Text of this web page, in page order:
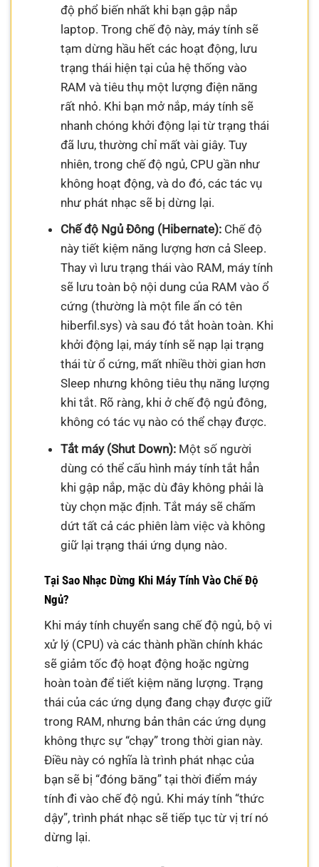
độ phổ biến nhất khi bạn gập nắp
laptop. Trong chế độ này, máy tính sẽ
tạm dừng hầu hết các hoạt động, lưu
trạng thái hiện tại của hệ thống vào
RAM và tiêu thụ một lượng điện năng
rất nhỏ. Khi bạn mở nắp, máy tính sẽ
nhanh chóng khởi động lại từ trạng thái
đã lưu, thường chỉ mất vài giây. Tuy
nhiên, trong chế độ ngủ, CPU gần như
không hoạt động, và do đó, các tác vụ
như phát nhạc sẽ bị dừng lại.
Chế độ Ngủ Đông (Hibernate):Chế độ
này tiết kiệm năng lượng hơn cả Sleep.
Thay vì lưu trạng thái vào RAM, máy tính
sẽ lưu toàn bộ nội dung của RAM vào ổ
cứng (thường là một file ẩn có tên
hiberfil.sys) và sau đó tắt hoàn toàn. Khi
khởi động lại, máy tính sẽ nạp lại trạng
thái từ ổ cứng, mất nhiều thời gian hơn
Sleep nhưng không tiêu thụ năng lượng
khi tắt. Rõ ràng, khi ở chế độ ngủ đông,
không có tác vụ nào có thể chạy được.
Tắt máy (Shut Down):Một số người
dùng có thể cấu hình máy tính tắt hẳn
khi gập nắp, mặc dù đây không phải là
tùy chọn mặc định. Tắt máy sẽ chấm
dứt tất cả các phiên làm việc và không
giữ lại trạng thái ứng dụng nào.
Tại Sao Nhạc Dừng Khi Máy Tính Vào Chế Độ
Ngủ?
Khi máy tính chuyển sang chế độ ngủ, bộ vi
xử lý (CPU) và các thành phần chính khác
sẽ giảm tốc độ hoạt động hoặc ngừng
hoàn toàn để tiết kiệm năng lượng. Trạng
thái của các ứng dụng đang chạy được giữ
trong RAM, nhưng bản thân các ứng dụng
không thực sự “chạy” trong thời gian này.
Điều này có nghĩa là trình phát nhạc của
bạn sẽ bị “đóng băng” tại thời điểm máy
tính đi vào chế độ ngủ. Khi máy tính “thức
dậy”, trình phát nhạc sẽ tiếp tục từ vị trí nó
dừng lại.